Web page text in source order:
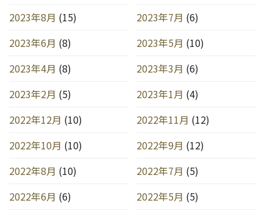
2023年8月 (15) 2023年7月 (6)
2023年6月 (8) 2023年5月 (10)
2023年4月 (8) 2023年3月 (6)
2023年2月 (5) 2023年1月 (4)
2022年12月 (10) 2022年11月 (12)
2022年10月 (10) 2022年9月 (12)
2022年8月 (10) 2022年7月 (5)
2022年6月 (6) 2022年5月 (5)